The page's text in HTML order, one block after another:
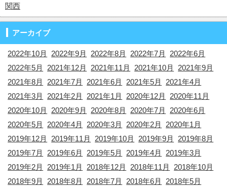
関西
アーカイブ
2022年10月 2022年9月 2022年8月 2022年7月
2022年6月
2022年5月
2021年12月 2021年11月 2021年10月
2021年9月
2021年8月
2021年7月 2021年6月 2021年5月
2021年4月
2021年3月
2021年2月 2021年1月 2020年12月
2020年11月
2020年10月
2020年9月 2020年8月 2020年7月
2020年6月
2020年5月
2020年4月 2020年3月 2020年2月
2020年1月
2019年12月
2019年11月 2019年10月 2019年9月
2019年8月
2019年7月
2019年6月 2019年5月 2019年4月
2019年3月
2019年2月
2019年1月 2018年12月 2018年11月
2018年10月
2018年9月
2018年8月 2018年7月 2018年6月
2018年5月